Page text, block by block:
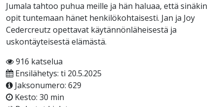
Jumala tahtoo puhua meille ja hän haluaa, että sinäkin
opit tuntemaan hänet henkilökohtaisesti. Jan ja Joy
Cedercreutz opettavat käytännönläheisestä ja
uskontäyteisestä elämästä.
916 katselua
Ensilähetys: ti 20.5.2025
Jaksonumero: 629
Kesto: 30 min